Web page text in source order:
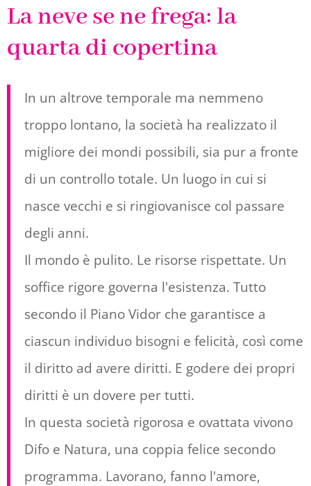
La neve se ne frega: la
quarta di copertina
In un altrove temporale ma nemmeno
troppo lontano, la società ha realizzato il
migliore dei mondi possibili, sia pur a fronte
di un controllo totale. Un luogo in cui si
nasce vecchi e si ringiovanisce col passare
degli anni.
Il mondo è pulito. Le risorse rispettate. Un
soffice rigore governa l'esistenza. Tutto
secondo il Piano Vidor che garantisce a
ciascun individuo bisogni e felicità, così come
il diritto ad avere diritti. E godere dei propri
diritti è un dovere per tutti.
In questa società rigorosa e ovattata vivono
Difo e Natura, una coppia felice secondo
programma. Lavorano, fanno l'amore,